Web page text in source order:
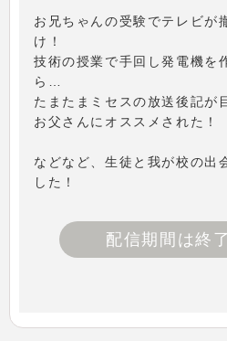
お兄ちゃんの受験でテレビが
け！
技術の授業で手回し発電機を
ら…
たまたまミセスの放送後記が
お父さんにオススメされた！
などなど、生徒と我が校の出
した！
配信期間は終